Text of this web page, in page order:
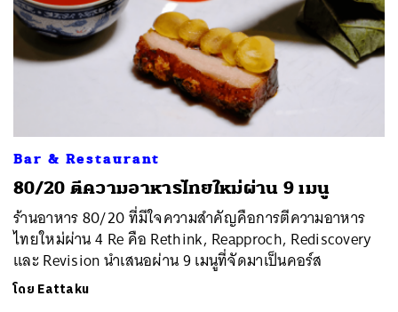
Bar & Restaurant
80/20 ตีความอาหารไทยใหม่ผ่าน 9 เมนู
ร้านอาหาร 80/20 ที่มีใจความสำคัญคือการตีความอาหาร
ไทยใหม่ผ่าน 4 Re คือ Rethink, Reapproch, Rediscovery
และ Revision นำเสนอผ่าน 9 เมนูที่จัดมาเป็นคอร์ส
โดย Eattaku